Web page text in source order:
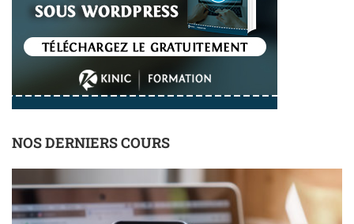
NOS DERNIERS COURS